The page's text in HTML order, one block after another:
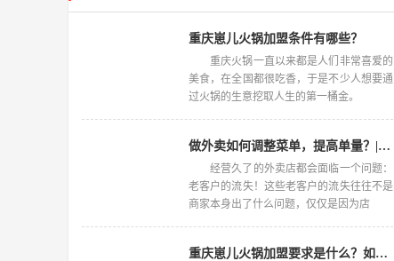
重庆崽儿火锅加盟条件有哪些？
重庆火锅一直以来都是人们非常喜爱的
美食，在全国都很吃香，于是不少人想要通
过火锅的生意挖取人生的第一桶金。
做外卖如何调整菜单，提高单量？| 摩芽炒饭
经营久了的外卖店都会面临一个问题：
老客户的流失！这些老客户的流失往往不是
商家本身出了什么问题，仅仅是因为店
重庆崽儿火锅加盟要求是什么？如何才能加盟呢？